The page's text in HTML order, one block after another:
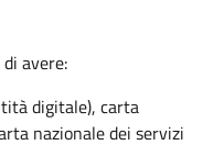
avere:
digitale), carta
nazionale dei servizi